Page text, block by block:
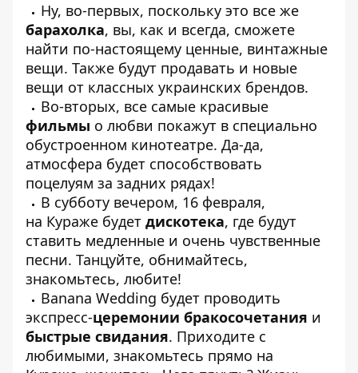
Ну, во-первых, поскольку это все же
барахолка, вы, как и всегда, сможете
найти по-настоящему ценные, винтажные
вещи. Также будут продавать и новые
вещи от классных украинских брендов.
Во-вторых, все самые красивые
фильмы о любви покажут в специально
обустроенном кинотеатре. Да-да,
атмосфера будет способствовать
поцелуям за задних рядах!
В субботу вечером, 16 февраля,
на Кураже будет дискотека, где будут
ставить медленные и очень чувственные
песни. Танцуйте, обнимайтесь,
знакомьтесь, любите!
Banana Wedding будет проводить
экспресс-церемонии бракосочетания и
быстрые свидания. Приходите с
любимыми, знакомьтесь прямо на